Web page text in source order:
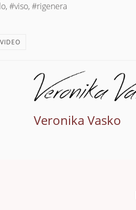
#viso, #rigenera
Veronika Vasko